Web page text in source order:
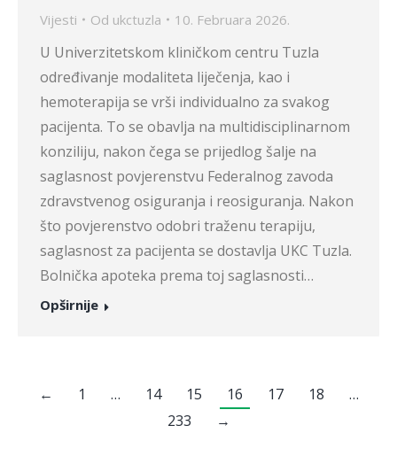
Vijesti Od ukctuzla 10. Februara 2026.
U Univerzitetskom kliničkom centru Tuzla
određivanje modaliteta liječenja, kao i
hemoterapija se vrši individualno za svakog
pacijenta. To se obavlja na multidisciplinarnom
konziliju, nakon čega se prijedlog šalje na
saglasnost povjerenstvu Federalnog zavoda
zdravstvenog osiguranja i reosiguranja. Nakon
što povjerenstvo odobri traženu terapiju,
saglasnost za pacijenta se dostavlja UKC Tuzla.
Bolnička apoteka prema toj saglasnosti…
Opširnije
← 1 … 14 15 16 17 18
…
233
→